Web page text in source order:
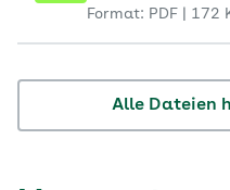
Format: PDF | 172
Alle Dateien